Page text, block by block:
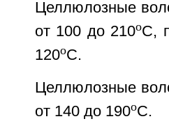
Целлюлозные
от 100 до 210oC,
120oC.
Целлюлозные
от 140 до 190oC.